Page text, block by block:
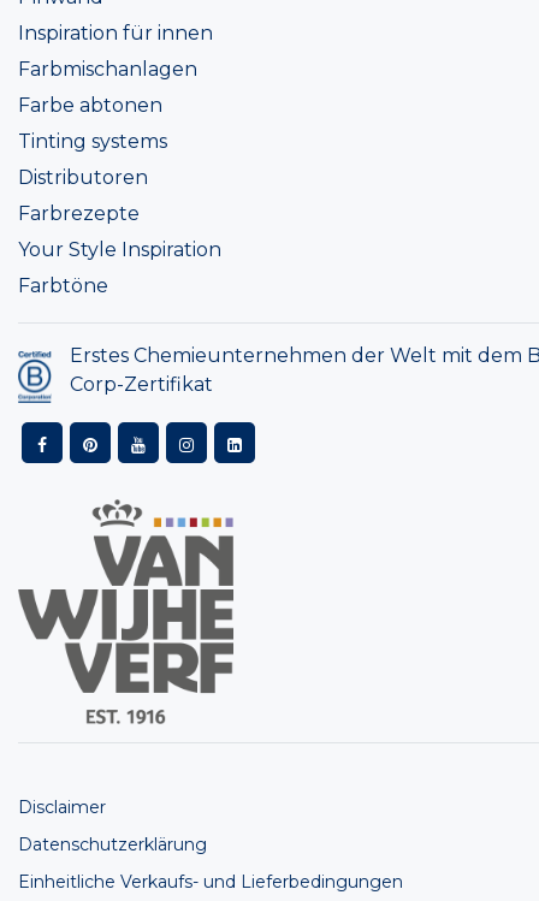
Inspiration für innen
Farbmischanlagen
Farbe abtonen
Tinting systems
Distributoren
Farbrezepte
Your Style Inspiration
Farbtöne
Erstes Chemieunternehmen der Welt mit dem
Corp-Zertifikat
Disclaimer
Datenschutzerklärung
Einheitliche Verkaufs- und Lieferbedingungen